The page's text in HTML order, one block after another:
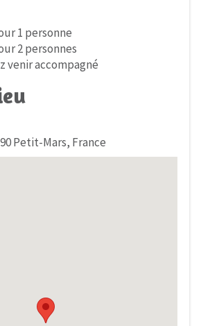
1 personne
2 personnes
venir accompagné
Petit-Mars, France